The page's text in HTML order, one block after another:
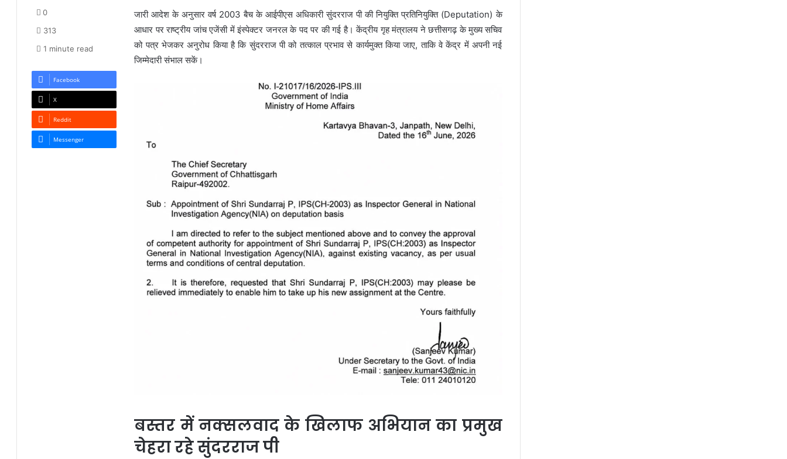
जारी आदेश के अनुसार वर्ष 2003 बैच के आईपीएस अधिकारी सुंदरराज पी की नियुक्ति प्रतिनियुक्ति (Deputation) के
आधार पर राष्ट्रीय जांच एजेंसी में इंस्पेक्टर जनरल के पद पर की गई है। केंद्रीय गृह मंत्रालय ने छत्तीसगढ़ के मुख्य सचिव
को पत्र भेजकर अनुरोध किया है कि सुंदरराज पी को तत्काल प्रभाव से कार्यमुक्त किया जाए, ताकि वे केंद्र में अपनी नई
जिम्मेदारी संभाल सकें।
बस्तर में नक्सलवाद के खिलाफ अभियान का प्रमुख
चेहरा रहे सुंदरराज पी
0
313
1 minute read
Facebook
X
Reddit
Messenger